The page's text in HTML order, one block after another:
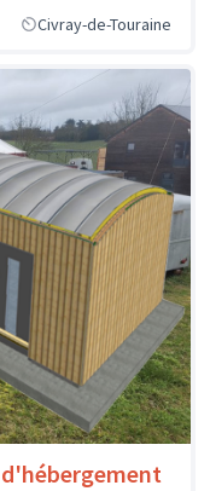
Civray-de-Touraine